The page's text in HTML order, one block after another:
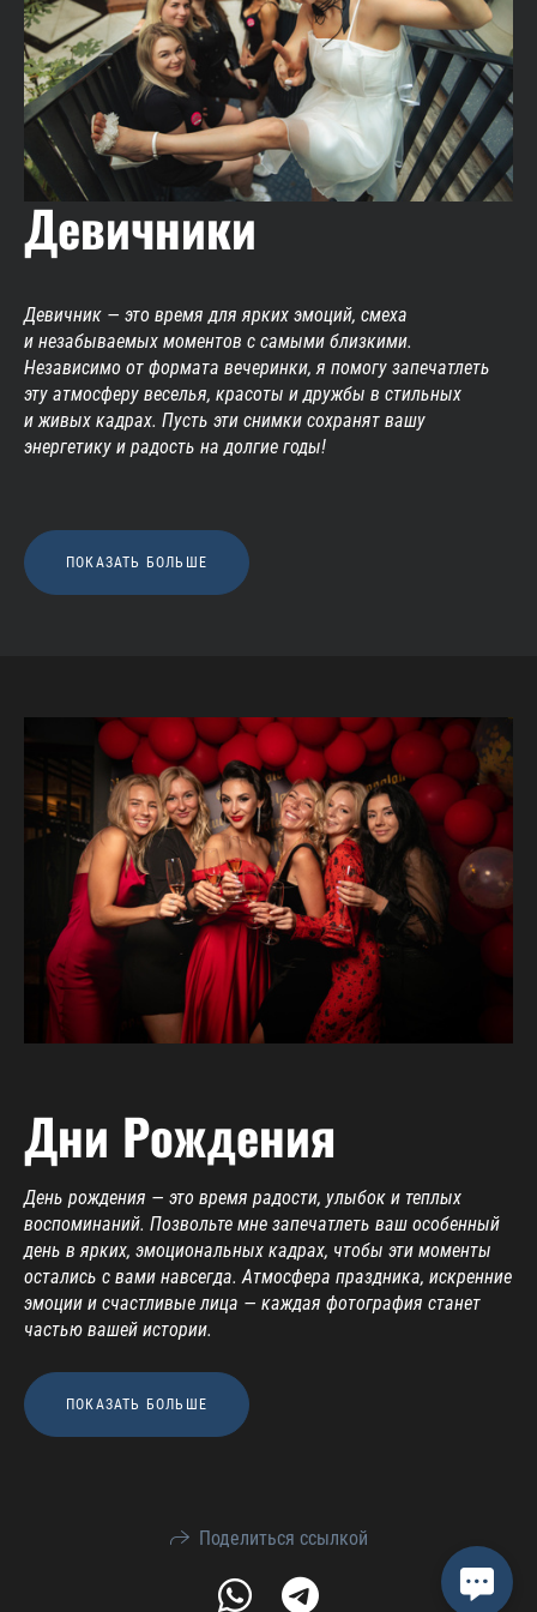
Девичники
Девичник — это время для ярких эмоций, смеха
и незабываемых моментов с самыми близкими.
Независимо от формата вечеринки, я помогу запечатлеть
эту атмосферу веселья, красоты и дружбы в стильных
и живых кадрах. Пусть эти снимки сохранят вашу
энергетику и радость на долгие годы!
ПОКАЗАТЬ БОЛЬШЕ
Дни Рождения
День рождения — это время радости, улыбок и теплых
воспоминаний. Позвольте мне запечатлеть ваш особенный
день в ярких, эмоциональных кадрах, чтобы эти моменты
остались с вами навсегда. Атмосфера праздника, искренние
эмоции и счастливые лица — каждая фотография станет
частью вашей истории.
ПОКАЗАТЬ БОЛЬШЕ
Поделиться ссылкой